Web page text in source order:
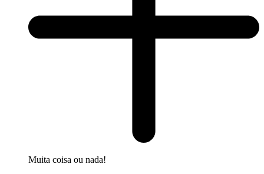
Muita coisa ou nada!